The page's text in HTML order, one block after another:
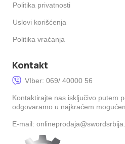
Politika privatnosti
Uslovi korišćenja
Politika vraćanja
Kontakt
VIber: 069/ 40000 56
Kontaktirajte nas isključivo putem
odgovaramo u najkraćem
E-mail: